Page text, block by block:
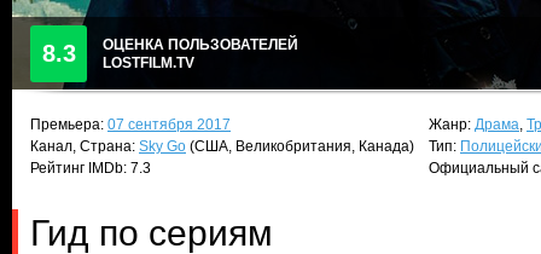
8.3
ОЦЕНКА ПОЛЬЗОВАТЕЛЕЙ
LOSTFILM.TV
Премьера: 07 сентября 2017
Канал, Страна: Sky Go (США, Великобритания, Канада)
Рейтинг IMDb: 7.3
Жанр: Драма,
Тип:
Официальный
Гид по сериям